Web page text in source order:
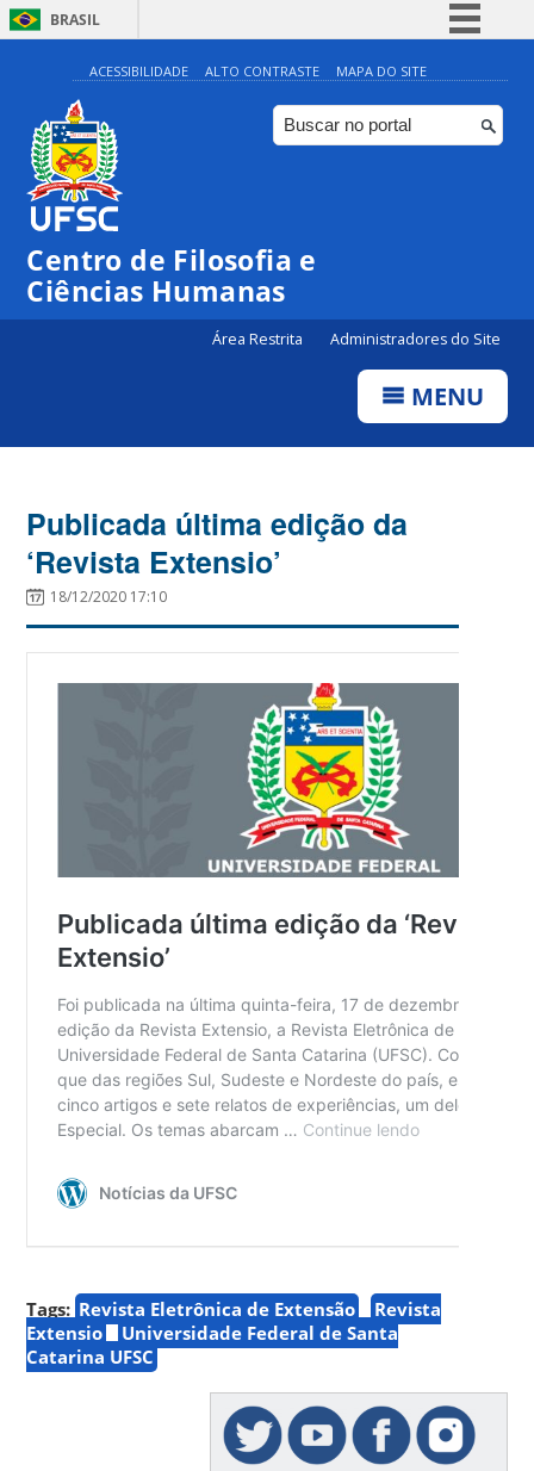
BRASIL
Simplifique!
Comunica BR
Participe
ACESSIBILIDADE ALTO CONTRASTE MAPA DO SITE
Centro de Filosofia e
Ciências Humanas
Área Restrita Administradores do Site
MENU
Publicada última edição da
‘Revista Extensio’
18/12/2020 17:10
Tags: Revista Eletrônica de Extensão
Revista
Extensio
Universidade Federal de Santa
Catarina UFSC